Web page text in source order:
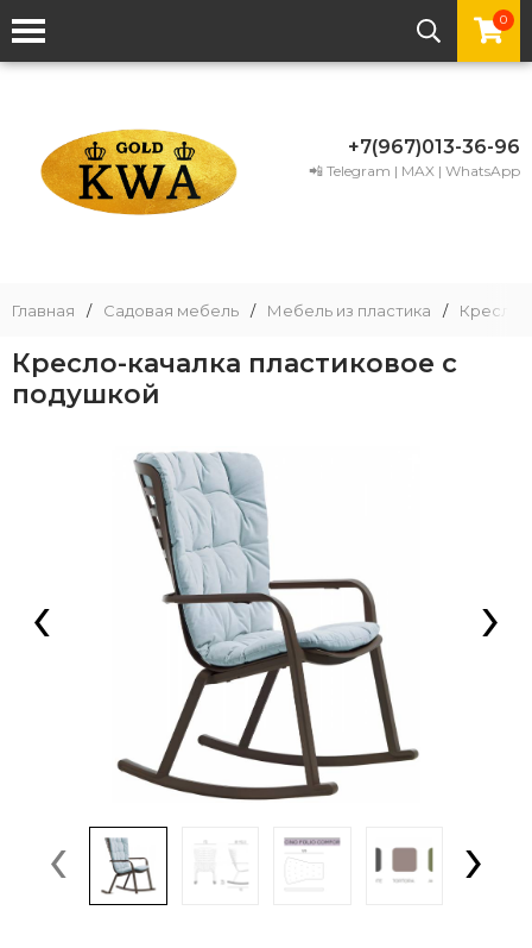
0
+7(967)013-36-96
📲 Telegram | MAX | WhatsApp
Главная / Садовая мебель / Мебель из пластика / Кресла
Кресло-качалка пластиковое с
подушкой
‹ ›
‹ ›